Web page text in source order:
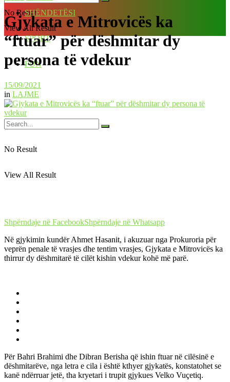
No Result
View All Result
SHËNDETËSI
SPORT
FUN
No Result
View All Result
Gjykata e Mitrovicës ka
“ftuar” për dëshmitar dy
persona të vdekur
15/09/2021
in LAJME
Shpërndaje në FacebookShpërndaje në Whatsapp
Në gjykimin kundër Ahmet Hasanit, i akuzuar nga Prokuroria për
veprën penale të vrasjes dhe tentim vrasjes, Gjykata e Mitrovicës ka
thirrur dy dëshmitarë të cilët kishin vdekur kohë më parë.
Për Bahri Brahimi dhe Dibran Berisha që ishin ftuar në cilësinë e
dëshmitarëve, nga letra e cila i është kthyer gjykatës, konstatohet se
kanë ndërruar jetë, tha kryetari i trupit gjykues Velko Vuçetiq.